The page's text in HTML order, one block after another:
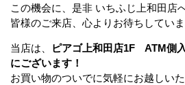
この機会に、是非 いちふじ上和田店
皆様のご来店、心よりお待ちしてい
当店は、 ピアゴ上和田店1F ATM側
にございます！
お買い物のついでに気軽にお越しい